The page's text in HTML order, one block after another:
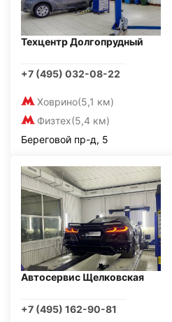
Техцентр Долгопрудный
+7 (495) 032-08-22
Ховрино(5,1 км)
Физтех(5,4 км)
Береговой пр-д, 5
Автосервис Щелковская
+7 (495) 162-90-81